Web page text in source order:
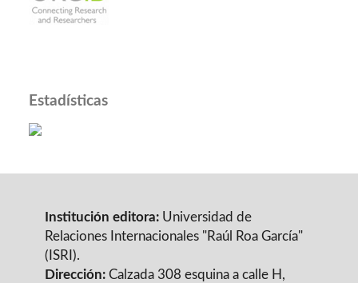
Estadísticas
Institución editora:Universidad de
Relaciones Internacionales "Raúl Roa García"
(ISRI).
Dirección:Calzada 308 esquina a calle H,